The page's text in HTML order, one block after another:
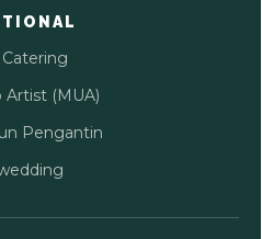
Catering
Artist (MUA)
Pengantin